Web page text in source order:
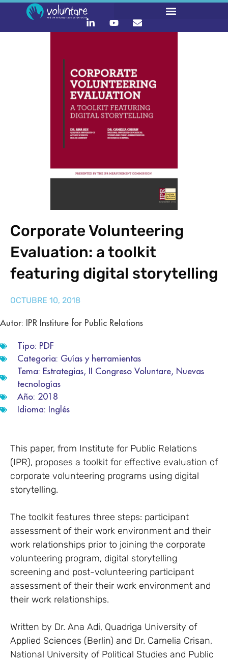
Corporate Volunteering
Evaluation: a toolkit
featuring digital storytelling
OCTUBRE 10, 2018
Autor: IPR Institure for Public Relations
Tipo: PDF
Categoria: Guías y herramientas
Tema: Estrategias, II Congreso Voluntare, Nuevas
tecnologías
Año: 2018
Idioma: Inglés
This paper, from Institute for Public Relations
(IPR), proposes a toolkit for effective evaluation of
corporate volunteering programs using digital
storytelling.
The toolkit features three steps: participant
assessment of their work environment and their
work relationships prior to joining the corporate
volunteering program, digital storytelling
screening and post-volunteering participant
assessment of their their work environment and
their work relationships.
Written by Dr. Ana Adi, Quadriga University of
Applied Sciences (Berlin) and Dr. Camelia Crisan,
National University of Political Studies and Public